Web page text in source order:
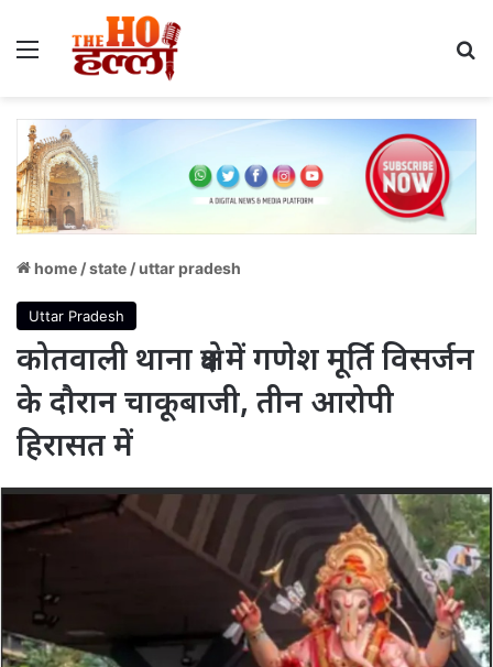
Menu
home /state /uttar pradesh
Uttar Pradesh
कोतवाली थाना क्षेत्र में गणेश मूर्ति विसर्जन
के दौरान चाकूबाजी, तीन आरोपी
हिरासत में